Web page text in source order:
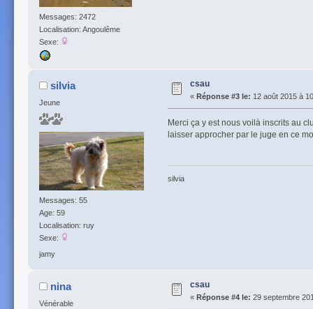
Messages: 2472
Localisation: Angoulême
Sexe:
silvia
Jeune
Messages: 55
Age: 59
Localisation: ruy
Sexe:
jamy
csau
« Réponse #3 le: 12 août 2015 à
Merci ça y est nous voilà inscrits au
laisser approcher par le juge en ce
silvia
nina
Vénérable
csau
« Réponse #4 le: 29 septembre